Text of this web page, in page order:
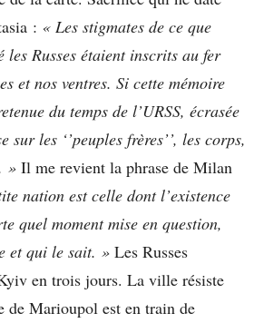
: « Les stigmates de ce que
les Russes étaient inscrits au fer
et nos ventres. Si cette mémoire
du temps de l’URSS, écrasée
les ‘’peuples frères’’, les corps,
» Il me revient la phrase de Milan
nation est celle dont l’existence
quel moment mise en question,
et qui le sait. » Les Russes
en trois jours. La ville résiste
de Marioupol est en train de